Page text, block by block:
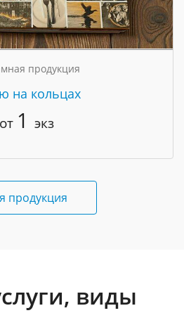
продукция
на кольцах
от 1 экз
продукция
виды